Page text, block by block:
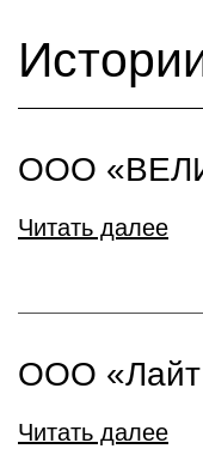
ООО
Читать далее
ООО «Лайт
Читать далее